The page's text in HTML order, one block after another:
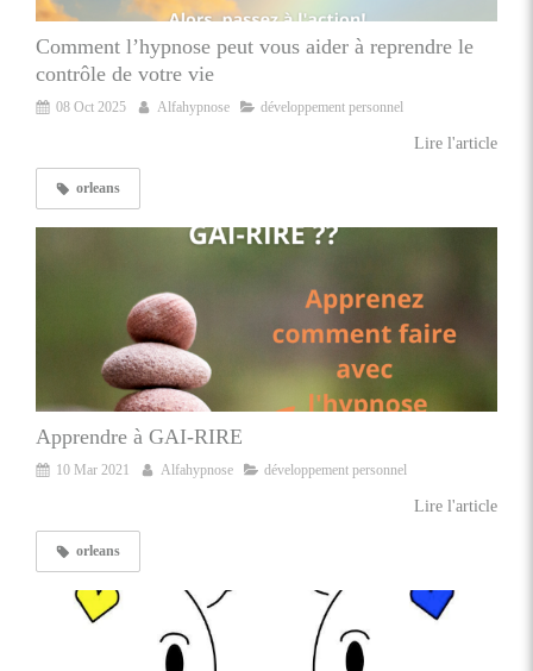
Comment l’hypnose peut vous aider à reprendre le
contrôle de votre vie
08 Oct 2025 Alfahypnose développement personnel
Lire l'article
orleans
Apprendre à GAI-RIRE
10 Mar 2021 Alfahypnose développement personnel
Lire l'article
orleans